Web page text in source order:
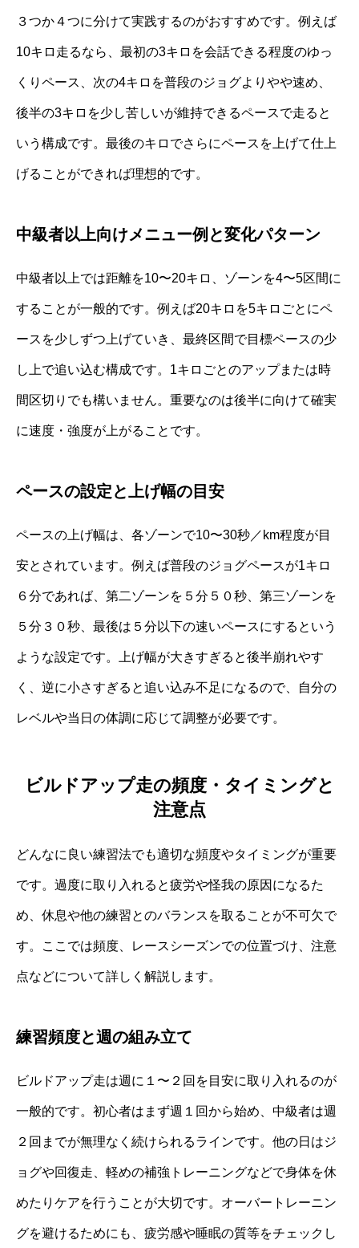
３つか４つに分けて実践するのがおすすめです。例えば
10キロ走るなら、最初の3キロを会話できる程度のゆっ
くりペース、次の4キロを普段のジョグよりやや速め、
後半の3キロを少し苦しいが維持できるペースで走ると
いう構成です。最後のキロでさらにペースを上げて仕上
げることができれば理想的です。
中級者以上向けメニュー例と変化パターン
中級者以上では距離を10〜20キロ、ゾーンを4〜5区間に
することが一般的です。例えば20キロを5キロごとにペ
ースを少しずつ上げていき、最終区間で目標ペースの少
し上で追い込む構成です。1キロごとのアップまたは時
間区切りでも構いません。重要なのは後半に向けて確実
に速度・強度が上がることです。
ペースの設定と上げ幅の目安
ペースの上げ幅は、各ゾーンで10〜30秒／km程度が目
安とされています。例えば普段のジョグペースが1キロ
６分であれば、第二ゾーンを５分５０秒、第三ゾーンを
５分３０秒、最後は５分以下の速いペースにするという
ような設定です。上げ幅が大きすぎると後半崩れやす
く、逆に小さすぎると追い込み不足になるので、自分の
レベルや当日の体調に応じて調整が必要です。
ビルドアップ走の頻度・タイミングと
注意点
どんなに良い練習法でも適切な頻度やタイミングが重要
です。過度に取り入れると疲労や怪我の原因になるた
め、休息や他の練習とのバランスを取ることが不可欠で
す。ここでは頻度、レースシーズンでの位置づけ、注意
点などについて詳しく解説します。
練習頻度と週の組み立て
ビルドアップ走は週に１〜２回を目安に取り入れるのが
一般的です。初心者はまず週１回から始め、中級者は週
２回までが無理なく続けられるラインです。他の日はジ
ョグや回復走、軽めの補強トレーニングなどで身体を休
めたりケアを行うことが大切です。オーバートレーニン
グを避けるためにも、疲労感や睡眠の質等をチェックし